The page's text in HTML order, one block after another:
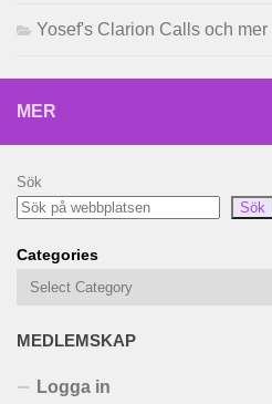
Yosef's Clarion Calls och mer
MER
Sök
Sök
Categories
MEDLEMSKAP
Logga in